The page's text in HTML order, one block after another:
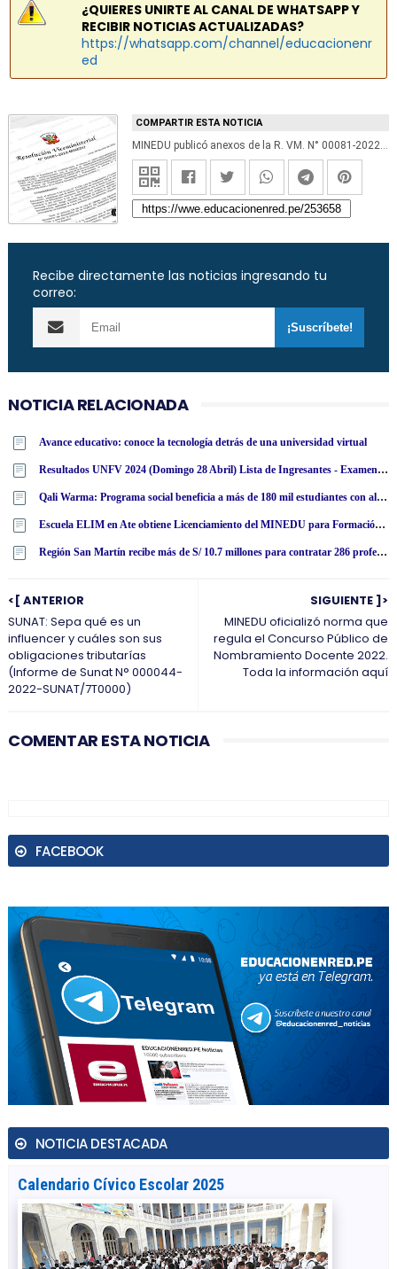
¿QUIERES UNIRTE AL CANAL DE WHATSAPP Y
RECIBIR NOTICIAS ACTUALIZADAS?
https://whatsapp.com/channel/educacionenr
ed
COMPARTIR ESTA NOTICIA
MINEDU publicó anexos de la R. VM. N° 00081-2022-MINEDU que regulan el Concurso Público de Nombramiento Docente 2022 y que Determina los Cuadros de Mérito para la Contratación Docente 2023-2024
Recibe directamente las noticias ingresando tu
correo:
NOTICIA RELACIONADA
Avance educativo: conoce la tecnología detrás de una universidad virtual
Resultados UNFV 2024 (Domingo 28 Abril) Lista de Ingresantes - Examen Admisión Ordinario y Extraordinario - Universidad Nacional Federico Villarreal - www·unfv·edu·pe
Qali Warma: Programa social beneficia a más de 180 mil estudiantes con alimentos nutritivos en San Martín
Escuela ELIM en Ate obtiene Licenciamiento del MINEDU para Formación Docente
Región San Martín recibe más de S/ 10.7 millones para contratar 286 profesores y 44 auxiliares
SIGUIENTE ]>
MINEDU oficializó norma que
regula el Concurso Público de
Nombramiento Docente 2022.
Toda la información aquí
<[ ANTERIOR
SUNAT: Sepa qué es un
influencer y cuáles son sus
obligaciones tributarías
(Informe de Sunat N° 000044-
2022-SUNAT/7T0000)
COMENTAR ESTA NOTICIA
FACEBOOK
NOTICIA DESTACADA
Calendario Cívico Escolar 2025